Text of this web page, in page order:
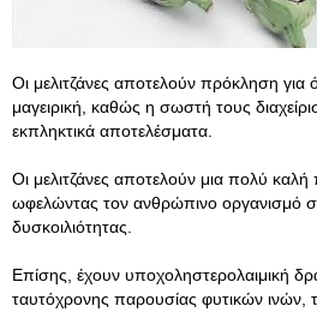
Οι μελιτζάνες αποτελούν πρόκληση για
μαγειρική, καθώς η σωστή τους
εκπληκτικά αποτελέσματα.
Οι μελιτζάνες αποτελούν μια πολύ καλή
ωφελώντας τον ανθρώπινο οργανισμό
δυσκοιλιότητας.
Επίσης, έχουν υποχοληστερολαιμική
ταυτόχρονης παρουσίας φυτικών ινών,